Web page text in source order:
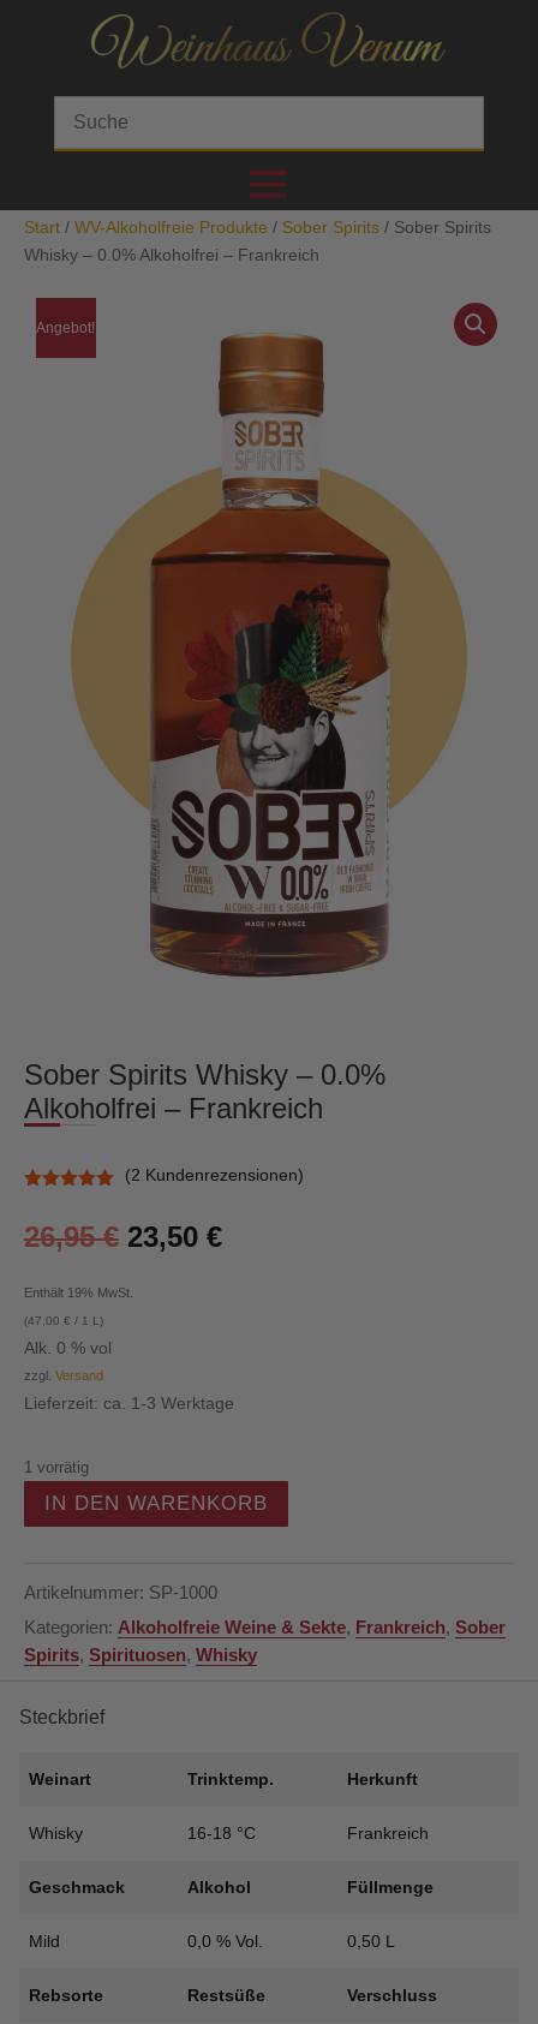
Start/ WV-Alkoholfreie Produkte / Sober Spirits/ Sober Spirits
Whisky – 0.0% Alkoholfrei – Frankreich
Angebot!
Sober Spirits Whisky – 0.0%
Alkoholfrei – Frankreich
von 5,
basierend
Kundenbewe
rtungen
(2 Kundenrezensionen)
26,95€ 23,50 €
Enthält 19% MwSt.
(47,00 € / 1 L)
Alk. 0 % vol
zzgl. Versand
Lieferzeit: ca. 1-3 Werktage
1 vorrätig
Sober
–
0.0%
Alkoholfrei
Frankreich
IN DEN WARENKORB
Artikelnummer: SP-1000
Kategorien: Alkoholfreie Weine & Sekte, Frankreich, Sober
Spirits, Spirituosen, Whisky
Steckbrief
Weinart Trinktemp. Herkunft
Whisky 16-18 °C Frankreich
Geschmack Alkohol Füllmenge
Mild 0,0 % Vol. 0,50 L
Rebsorte Restsüße Verschluss